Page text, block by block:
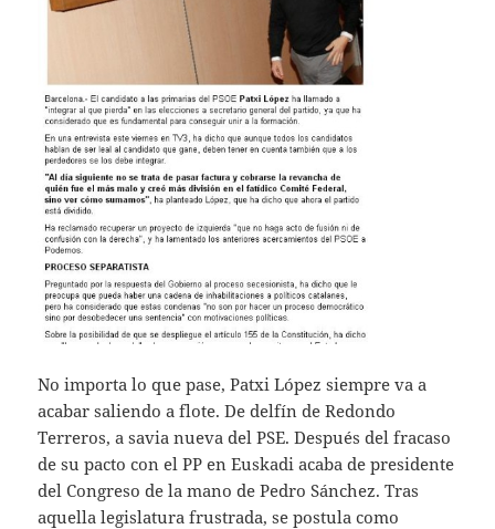
No importa lo que pase, Patxi López siempre va a
acabar saliendo a flote. De delfín de Redondo
Terreros, a savia nueva del PSE. Después del fracaso
de su pacto con el PP en Euskadi acaba de presidente
del Congreso de la mano de Pedro Sánchez. Tras
aquella legislatura frustrada, se postula como